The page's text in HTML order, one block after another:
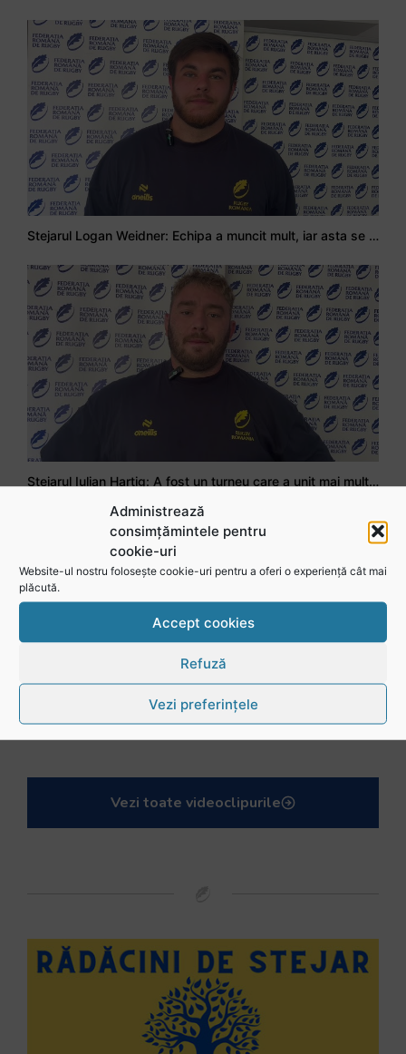
Administrează
consimțămintele pentru
cookie-uri
Website-ul nostru folosește cookie-uri pentru a oferi o experiență cât mai
plăcută.
Accept cookies
Refuză
Vezi preferințele
Stejarul Logan Weidner: Echipa a muncit mult, iar asta se va vedea în meciurile de la Nations Cup
Stejarul Iulian Hartig: A fost un turneu care a unit mai mult echipa
Mohamed Salhi, vicecampion național juniori I: Rugby-ul te învață să accepți și înfrângerile
Vezi toate videoclipurile